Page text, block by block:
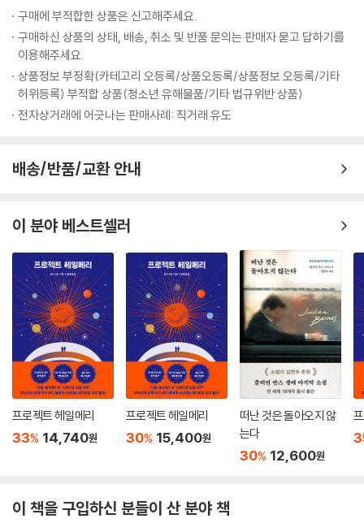
는 것, 그리고 감옥과도 같이 우리 주위를 둘러싼 존재의 벽을 뚫고 완전한
자유를 쟁취하려는 욕망 사이에 가로놓인 실존적 딜레마를 취급하고 있다.
소설은 ‘음울한 도시’ 시카고에서 자칭 철학자 오기 마치의 어린 시절로 시
작된다. 오기는 가난한 집안의 사생아로 태어났다. 그의 가족은 항상 남에
게 짓밟히는 어머니, 돈과 출세에 집착하는 형 사이먼, 지적장애아 동생 조
안 되었다. 생계를 유지하기 위해 도둑, 강도, 사기, 돈 많은 불구자의 몸종,
응적인 성격 탓에 주위의 도움과 간섭에서 벗어나지 못한다. 그러나 겉으
는 확고히 다른 길을 택하는 강인함을 보인다. 항상 “보다 나은 운명을 개
척해야 한다. 그것은 내가 찾으려는 운명이 되지 못한다”며 주위의 간청을
뿌리치고 다른 삶을 찾으려 한다. 그것은 운명을 뛰어넘어 진정한 자아를
찾으려는 숭고한 인간성을 의미한다. 자기 앞에 놓인 운명의 길 앞에서 당
당히 우회도를 택하는 오기 마치는 도덕적인 생존과 진정한 자유를 추구해
야 한다는 작가의 사상을 대변한다.
새롭게 시도한 형식과 생명이 넘치는 언어가 완성시킨 현대의 고전
「오기 마치의 모험」이 문제작이 된 다른 하나의 이유는 그것이 지닌 피카레
스크라는 소설 형식과 생명이 넘치는 언어 때문이다. 솔 벨로는 전통적인
식을 사용했다. 그리하여 플롯을 지나치게 논리적으로 꾸미지 않고 사건을
일어나는 순서대로 자유로이 기록했다. 벨로 자신은 이것을 레슬링 용어 c
구매에 부적합한 상품은 신고해주세요.
구매하신 상품의 상태, 배송, 취소 및 반품 문의는 판매자 묻고 답하기를
이용해주세요.
상품정보 부정확(카테고리 오등록/상품오등록/상품정보 오등록/기타
허위등록) 부적합 상품(청소년 유해물품/기타 법규위반 상품)
전자상거래에 어긋나는 판매사례: 직거래 유도
배송/반품/교환 안내
이 분야 베스트셀러
프로젝트 헤일메리
33% 14,740원
프로젝트 헤일메리
30% 15,400원
떠난 것은 돌아오지 않
는다
30% 12,600원
이 책을 구입하신 분들이 산 분야 책